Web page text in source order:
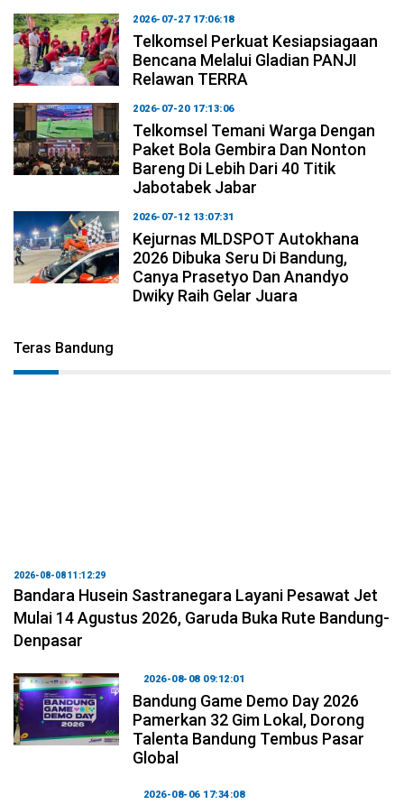
2026-07-27 17:06:18
Telkomsel Perkuat Kesiapsiagaan
Bencana Melalui Gladian PANJI
Relawan TERRA
2026-07-20 17:13:06
Telkomsel Temani Warga Dengan
Paket Bola Gembira Dan Nonton
Bareng Di Lebih Dari 40 Titik
Jabotabek Jabar
2026-07-12 13:07:31
Kejurnas MLDSPOT Autokhana
2026 Dibuka Seru Di Bandung,
Canya Prasetyo Dan Anandyo
Dwiky Raih Gelar Juara
Teras Bandung
2026-08-08 11:12:29
Bandara Husein Sastranegara Layani Pesawat Jet
Mulai 14 Agustus 2026, Garuda Buka Rute Bandung-
Denpasar
2026-08-08 09:12:01
Bandung Game Demo Day 2026
Pamerkan 32 Gim Lokal, Dorong
Talenta Bandung Tembus Pasar
Global
2026-08-06 17:34:08